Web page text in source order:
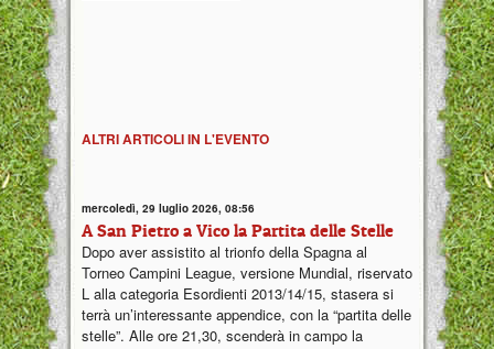
ALTRI ARTICOLI IN L'EVENTO
mercoledì, 29 luglio 2026, 08:56
A San Pietro a Vico la Partita delle Stelle
Dopo aver assistito al trionfo della Spagna al
Torneo Campini League, versione Mundial, riservato
L alla categoria Esordienti 2013/14/15, stasera si
terrà un’interessante appendice, con la “partita delle
stelle”. Alle ore 21,30, scenderà in campo la